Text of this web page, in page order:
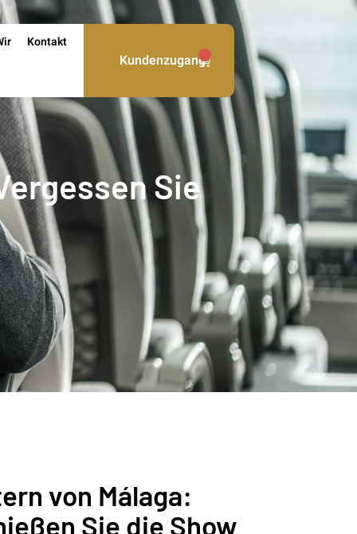
Kontakt
Kundenzugang
Sie
von Málaga:
Sie die Show